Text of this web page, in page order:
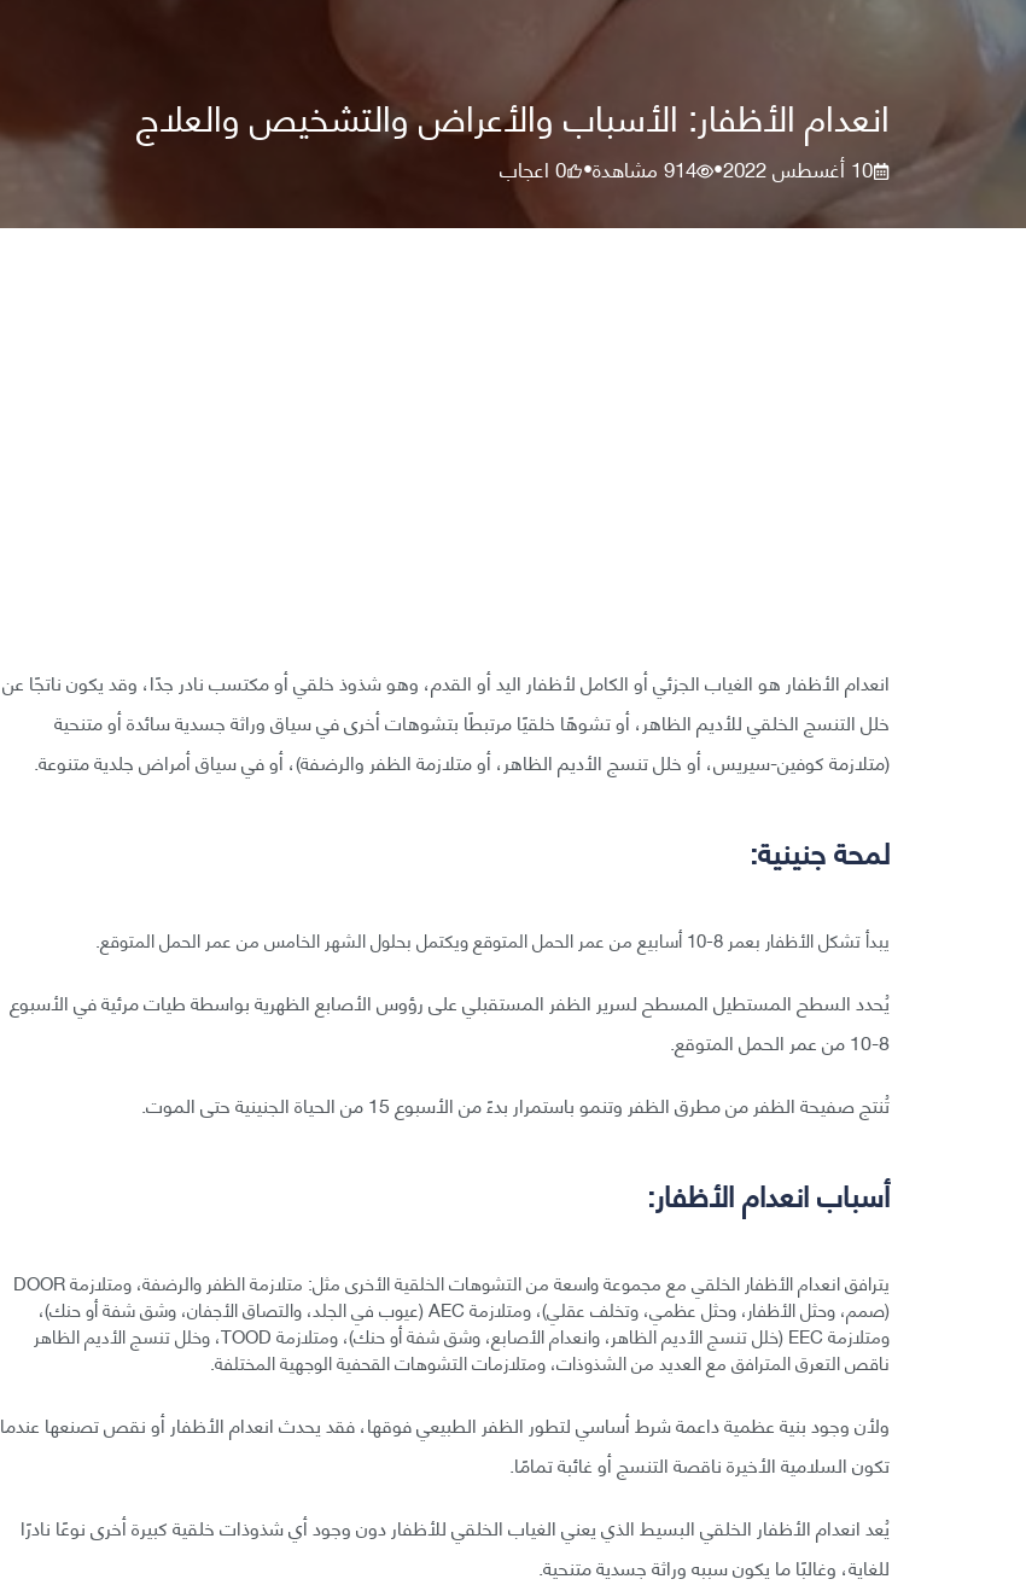
انعدام الأظفار: الأسباب والأعراض والتشخيص والعلاج
10 أغسطس 2022 •
914مشاهدة•
0اعجاب
انعدام الأظفار هو الغياب الجزئي أو الكامل لأظفار اليد أو القدم، وهو شذوذ خلقي أو مكتسب نادر جدًا، وقد يكون ناتجًا عن
خلل التنسج الخلقي للأديم الظاهر، أو تشوهًا خلقيًا مرتبطًا بتشوهات أخرى في سياق وراثة جسدية سائدة أو متنحية
(متلازمة كوفين-سيريس، أو خلل تنسج الأديم الظاهر، أو متلازمة الظفر والرضفة)، أو في سياق أمراض جلدية متنوعة.
لمحة جنينية:
يبدأ تشكل الأظفار بعمر 8-10 أسابيع من عمر الحمل المتوقع ويكتمل بحلول الشهر الخامس من عمر الحمل المتوقع.
يُحدد السطح المستطيل المسطح لسرير الظفر المستقبلي على رؤوس الأصابع الظهرية بواسطة طيات مرئية في الأسبوع
8-10 من عمر الحمل المتوقع.
تُنتج صفيحة الظفر من مطرق الظفر وتنمو باستمرار بدءً من الأسبوع 15 من الحياة الجنينية حتى الموت.
أسباب انعدام الأظفار:
يترافق انعدام الأظفار الخلقي مع مجموعة واسعة من التشوهات الخلقية الأخرى مثل: متلازمة الظفر والرضفة، ومتلازمة DOOR
(صمم، وحثل الأظفار، وحثل عظمي، وتخلف عقلي)، ومتلازمة AEC (عيوب في الجلد، والتصاق الأجفان، وشق شفة أو حنك)،
ومتلازمة EEC (خلل تنسج الأديم الظاهر، وانعدام الأصابع، وشق شفة أو حنك)، ومتلازمة TOOD، وخلل تنسج الأديم الظاهر
ناقص التعرق المترافق مع العديد من الشذوذات، ومتلازمات التشوهات القحفية الوجهية المختلفة.
ولأن وجود بنية عظمية داعمة شرط أساسي لتطور الظفر الطبيعي فوقها، فقد يحدث انعدام الأظفار أو نقص تصنعها عندما
تكون السلامية الأخيرة ناقصة التنسج أو غائبة تمامًا.
يُعد انعدام الأظفار الخلقي البسيط الذي يعني الغياب الخلقي للأظفار دون وجود أي شذوذات خلقية كبيرة أخرى نوعًا نادرًا
للغاية، وغالبًا ما يكون سببه وراثة جسدية متنحية.